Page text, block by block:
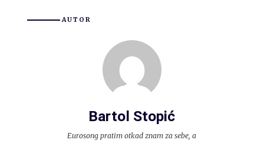
AUTOR
Bartol Stopić
Eurosong pratim otkad znam za sebe, a